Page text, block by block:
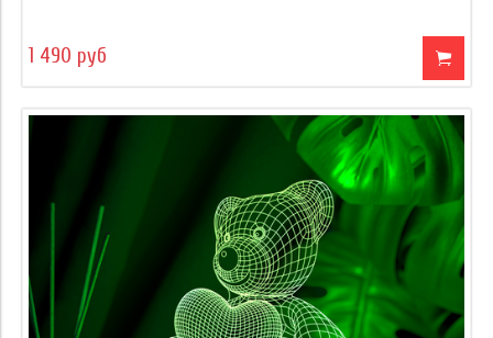
1 490 руб